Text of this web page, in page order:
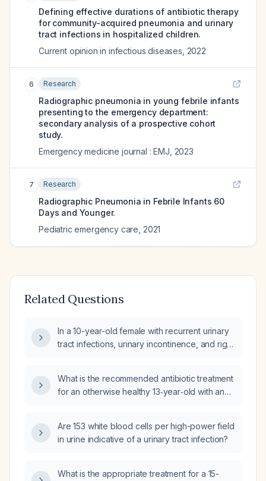
Defining effective durations of antibiotic therapy
for community-acquired pneumonia and urinary
tract infections in hospitalized children.
Current opinion in infectious diseases 2022
6 Research
Radiographic pneumonia in young febrile infants
presenting to the emergency department:
secondary analysis of a prospective cohort
study.
Emergency medicine journal : EMJ 2023
7 Research
Radiographic Pneumonia in Febrile Infants 60
Days and Younger.
Pediatric emergency care 2021
Related Questions
In a 10-year-old female with recurrent urinary
tract infections, urinary incontinence, and right
evaluation and initial treatment?
What is the recommended antibiotic treatment
for an otherwise healthy 13‑year‑old with an
Are 153 white blood cells per high-power field
in urine indicative of a urinary tract infection?
What is the appropriate treatment for a 15-